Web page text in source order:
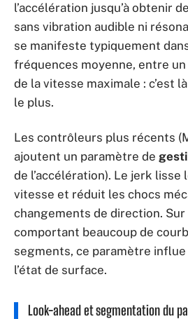
l’accélération jusqu’à obtenir
sans vibration audible ni
se manifeste typiquement
fréquences moyenne, entre
de la vitesse maximale : c’est
le plus.
Les contrôleurs plus récents
ajoutent un paramètre de
de l’accélération). Le jerk lisse
vitesse et réduit les chocs
changements de direction. Sur
comportant beaucoup de
segments, ce paramètre
l’état de surface.
Look-ahead et segmentation du